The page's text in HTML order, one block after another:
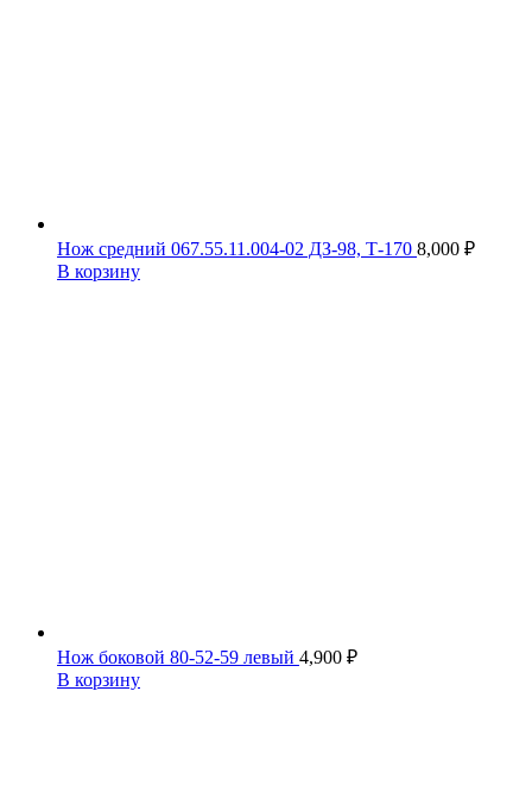
Нож средний 067.55.11.004-02 ДЗ-98, Т-170 8,000 ₽
В корзину
Нож боковой 80-52-59 левый 4,900 ₽
В корзину